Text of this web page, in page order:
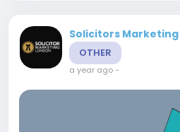
Solicitors Marketing
OTHER
a year ago-